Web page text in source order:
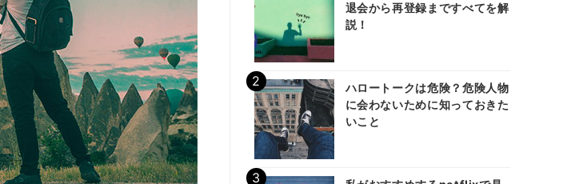
退会から再登録まですべてを解
説！
ハロートークは危険？危険人物
に会わないために知っておきた
いこと